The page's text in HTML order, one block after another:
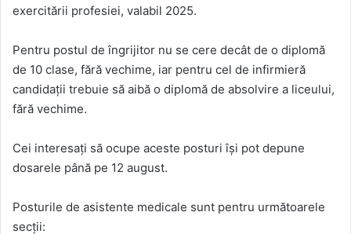
exercitării profesiei, valabil 2025.
Pentru postul de îngrijitor nu se cere decât de o diplomă
de 10 clase, fără vechime, iar pentru cel de infirmieră
candidații trebuie să aibă o diplomă de absolvire a liceului,
fără vechime.
Cei interesați să ocupe aceste posturi își pot depune
dosarele până pe 12 august.
Posturile de asistente medicale sunt pentru următoarele
secții: